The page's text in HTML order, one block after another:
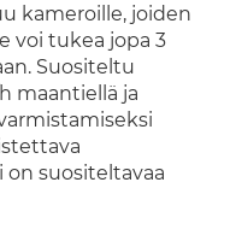
kameroille, joiden
voi tukea jopa 3
Suositeltu
maantiellä ja
on suositeltavaa